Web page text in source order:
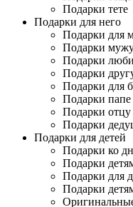
Подарки тете
Подарки для него
Подарки для
Подарки
Подарки
Подарки
Подарки для
Подарки папе
Подарки отцу
Подарки
Подарки для детей
Подарки ко
Подарки
Подарки для
Подарки